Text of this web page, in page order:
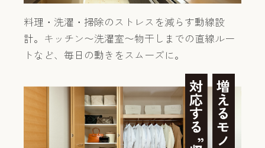
料理・洗濯・掃除のストレスを減らす動線設
計。 キッチン〜洗濯室〜物干しまでの直線ルー
トなど、毎日の動きをスムーズに。